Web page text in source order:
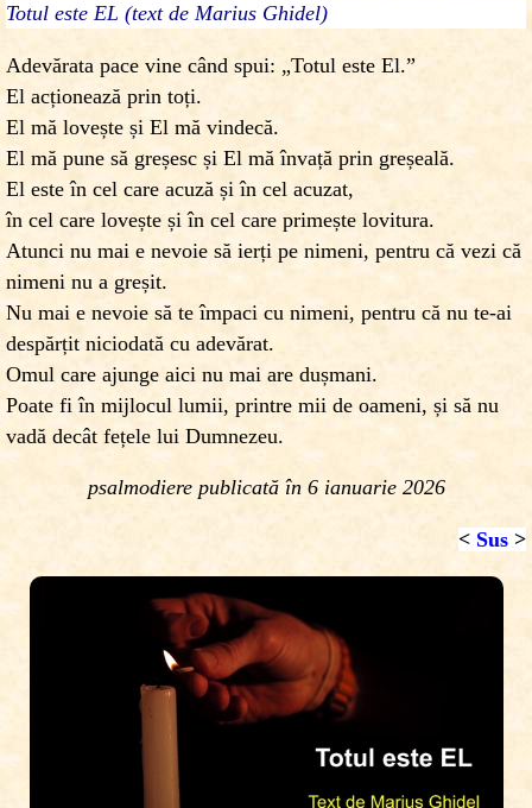
Totul este EL (text de Marius Ghidel)
Adevărata pace vine când spui: „Totul este El.”
El acționează prin toți.
El mă lovește și El mă vindecă.
El mă pune să greșesc și El mă învață prin greșeală.
El este în cel care acuză și în cel acuzat,
în cel care lovește și în cel care primește lovitura.
Atunci nu mai e nevoie să ierți pe nimeni, pentru că vezi că
nimeni nu a greșit.
Nu mai e nevoie să te împaci cu nimeni, pentru că nu te-ai
despărțit niciodată cu adevărat.
Omul care ajunge aici nu mai are dușmani.
Poate fi în mijlocul lumii, printre mii de oameni, și să nu
vadă decât fețele lui Dumnezeu.
psalmodiere publicată în 6 ianuarie 2026
< Sus >